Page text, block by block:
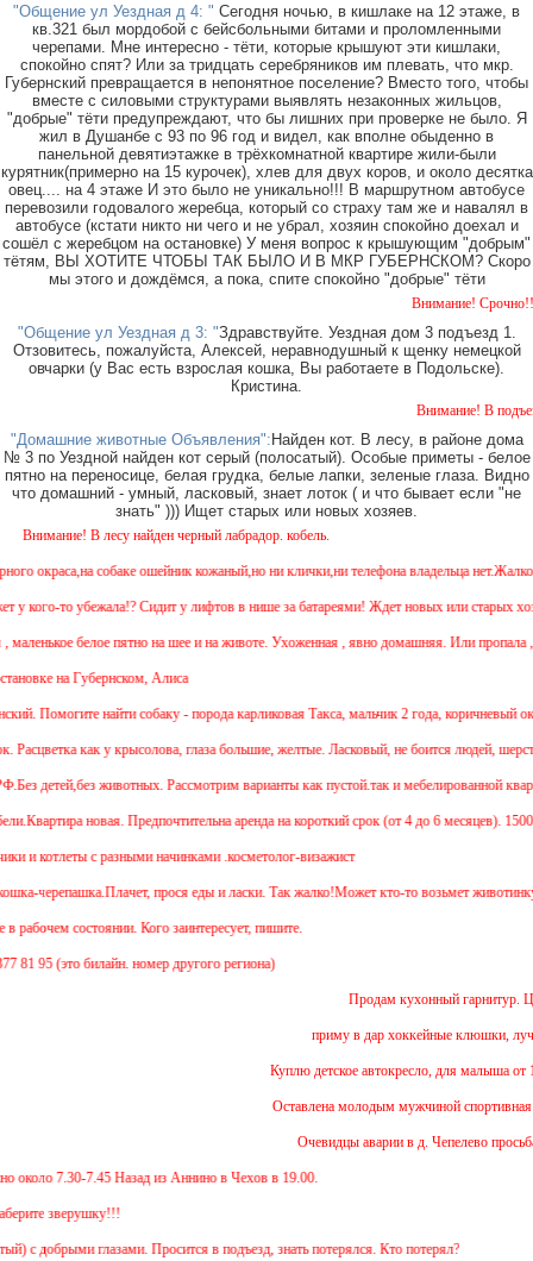
"Общение ул Уездная д 4: " Сегодня ночью, в кишлаке на 12 этаже, в
кв.321 был мордобой с бейсбольными битами и проломленными
черепами. Мне интересно - тёти, которые крышуют эти кишлаки,
спокойно спят? Или за тридцать серебряников им плевать, что мкр.
Губернский превращается в непонятное поселение? Вместо того, чтобы
вместе с силовыми структурами выявлять незаконных жильцов,
"добрые" тёти предупреждают, что бы лишних при проверке не было. Я
жил в Душанбе с 93 по 96 год и видел, как вполне обыденно в
панельной девятиэтажке в трёхкомнатной квартире жили-были
курятник(примерно на 15 курочек), хлев для двух коров, и около десятка
овец.... на 4 этаже И это было не уникально!!! В маршрутном автобусе
перевозили годовалого жеребца, который со страху там же и навалял в
автобусе (кстати никто ни чего и не убрал, хозяин спокойно доехал и
сошёл с жеребцом на остановке) У меня вопрос к крышующим "добрым"
тётям, ВЫ ХОТИТЕ ЧТОБЫ ТАК БЫЛО И В МКР ГУБЕРНСКОМ? Скоро
мы этого и дождёмся, а пока, спите спокойно "добрые" тёти
Внимание! Срочно!!! Возле
"Общение ул Уездная д 3: "Здравствуйте. Уездная дом 3 подъезд 1.
Отзовитесь, пожалуйста, Алексей, неравнодушный к щенку немецкой
овчарки (у Вас есть взрослая кошка, Вы работаете в Подольске).
Кристина.
Внимание! В подъезде по
"Домашние животные Объявления":Найден кот. В лесу, в районе дома
№ 3 по Уездной найден кот серый (полосатый). Особые приметы - белое
пятно на переносице, белая грудка, белые лапки, зеленые глаза. Видно
что домашний - умный, ласковый, знает лоток ( и что бывает если "не
знать" ))) Ищет старых или новых хозяев.
В лесу найден черный лабрадор. кобель.
собаке ошейник кожаный,но ни клички,ни телефона владельца нет.Жалко
то убежала!? Сидит у лифтов в нише за батареями! Ждет новых или старых
белое пятно на шее и на животе. Ухоженная , явно домашняя. Или пропала ,
на Губернском, Алиса
найти собаку - порода карликовая Такса, мальчик 2 года, коричневый
Расцветка как у крысолова, глаза большие, желтые. Ласковый, не боится
животных. Рассмотрим варианты как пустой.так и мебелированной
новая. Предпочтительна аренда на короткий срок (от 4 до 6 месяцев).
с разными начинками .косметолог-визажист
прося еды и ласки. Так жалко!Может кто-то возьмет животинку?
состоянии. Кого заинтересует, пишите.
(это билайн. номер другого региона)
Продам кухонный гарнитур. Цена
приму в дар хоккейные клюшки, лучше
Куплю детское автокресло, для малыша от 1
Оставлена молодым мужчиной спортивная
Очевидцы аварии в д. Чепелево просьба
7.30-7.45 Назад из Аннино в Чехов в 19.00.
зверушку!!!
глазами. Просится в подъезд, знать потерялся. Кто потерял?